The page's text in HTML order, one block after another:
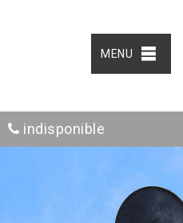
MENU
indisponible